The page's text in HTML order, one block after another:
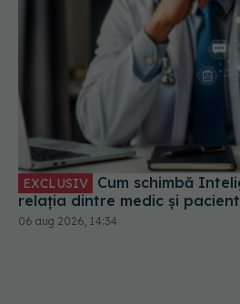
EXCLUSIV
relația dintre medic și pacient
06 aug 2026, 14:34